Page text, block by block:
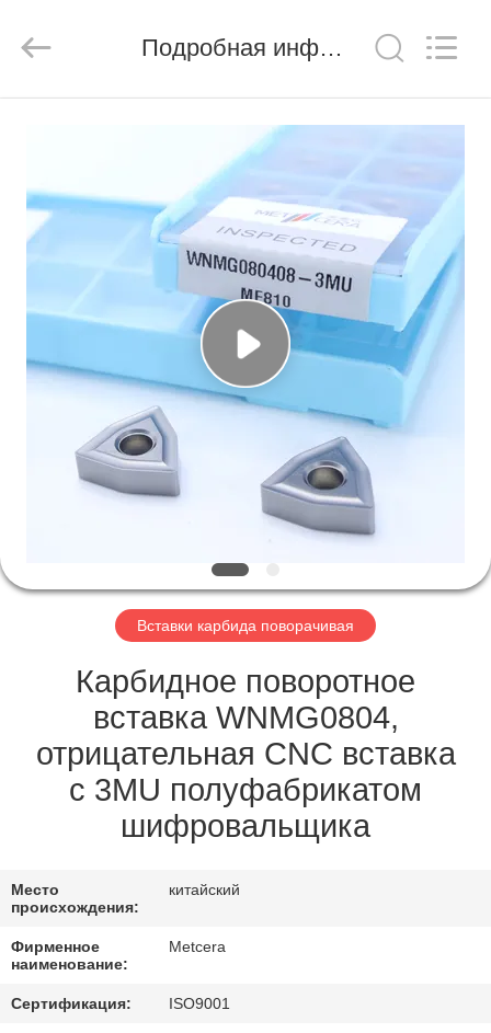
ПРОДУКТЫ
ВИДЕО
НАС
ЭКСКУРСИЯ
ЗАВОДУ
КАТАЛОГИ
СВЯЖИТЕСЬ
НОВОСТИ
ЗАПРОСИТЕ
ЦИТАТУ
КАРТА
Materials
Co.,ltd.
Подробная информация о продукте
Вставки карбида поворачивая
Карбидное поворотное
вставка WNMG0804,
отрицательная CNC вставка
с 3MU полуфабрикатом
шифровальщика
Место
происхождения:
китайский
Фирменное
наименование:
Metcera
Сертификация: ISO9001